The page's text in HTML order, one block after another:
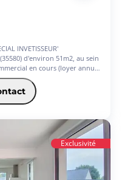
INVETISSEUR'
d'environ 51m2, au sein
en cours (loyer annuel
8 minutes de la gare et
comprenant un espace de vie
'Kitchenette' avec placard,
extérieur.
gestion par la résidence.
à CAP WEST. Bon état
Charges annuelles
bonne fin (voir
Exclusivité